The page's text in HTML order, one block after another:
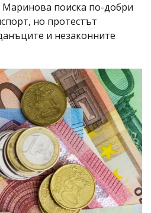
поиска по-добри
но протестът
и незаконните